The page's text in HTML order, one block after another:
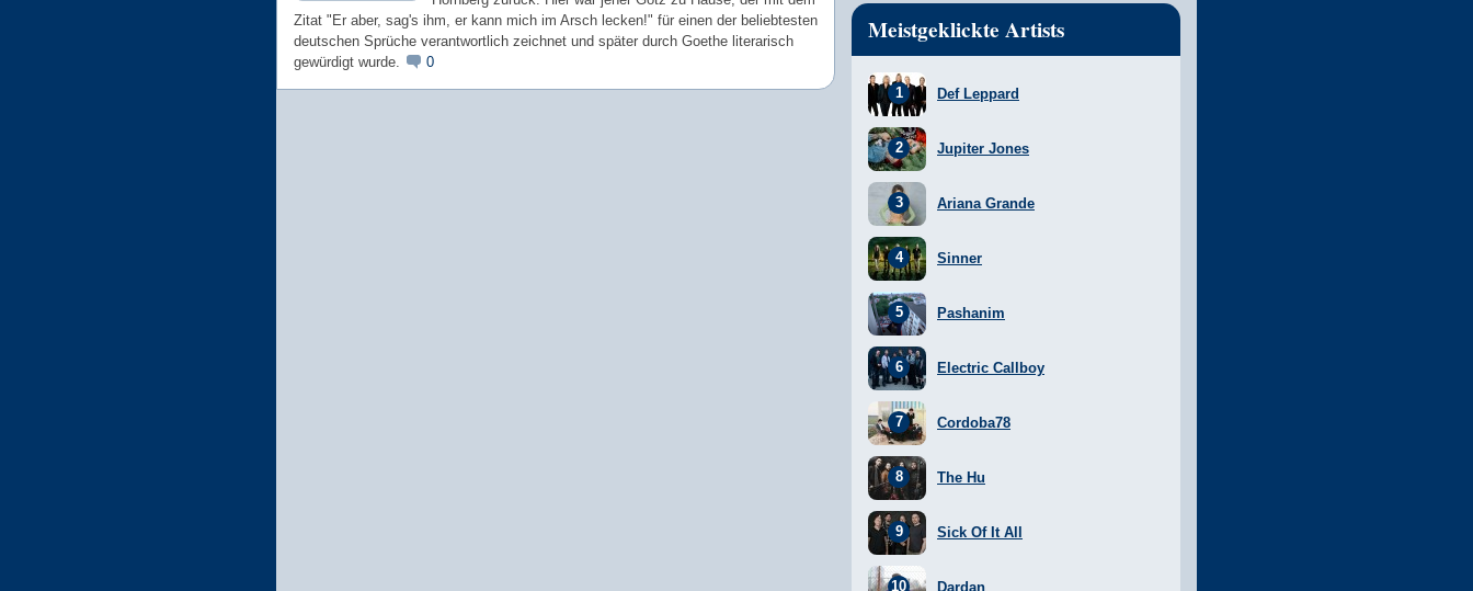
Zitat "Er aber, sag's ihm, er kann mich im Arsch lecken!" für einen der beliebtesten
deutschen Sprüche verantwortlich zeichnet und später durch Goethe literarisch
gewürdigt wurde.
0
Meistgeklickte Artists
Def Leppard
Jupiter Jones
Ariana Grande
Sinner
Pashanim
Electric Callboy
Cordoba78
The Hu
Sick Of It All
Dardan